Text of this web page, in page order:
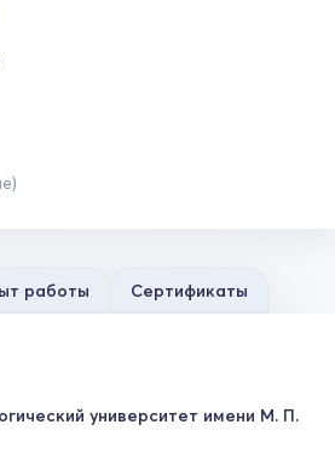
работы Сертификаты
университет имени М. П.